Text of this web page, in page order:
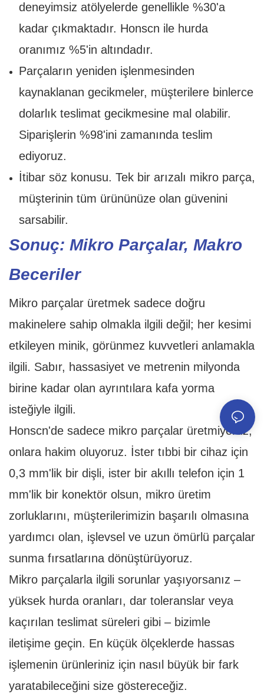
deneyimsiz atölyelerde genellikle %30'a
kadar çıkmaktadır. Honscn ile hurda
oranımız %5'in altındadır.
Parçaların yeniden işlenmesinden
kaynaklanan gecikmeler, müşterilere binlerce
dolarlık teslimat gecikmesine mal olabilir.
Siparişlerin %98'ini zamanında teslim
ediyoruz.
İtibar söz konusu. Tek bir arızalı mikro parça,
müşterinin tüm ürününüze olan güvenini
sarsabilir.
Sonuç: Mikro Parçalar, Makro
Beceriler
Mikro parçalar üretmek sadece doğru
makinelere sahip olmakla ilgili değil; her kesimi
etkileyen minik, görünmez kuvvetleri anlamakla
ilgili. Sabır, hassasiyet ve metrenin milyonda
birine kadar olan ayrıntılara kafa yorma
isteğiyle ilgili.
Honscn'de sadece mikro parçalar üretmiyoruz,
onlara hakim oluyoruz. İster tıbbi bir cihaz için
0,3 mm'lik bir dişli, ister bir akıllı telefon için 1
mm'lik bir konektör olsun, mikro üretim
zorluklarını, müşterilerimizin başarılı olmasına
yardımcı olan, işlevsel ve uzun ömürlü parçalar
sunma fırsatlarına dönüştürüyoruz.
Mikro parçalarla ilgili sorunlar yaşıyorsanız –
yüksek hurda oranları, dar toleranslar veya
kaçırılan teslimat süreleri gibi – bizimle
iletişime geçin. En küçük ölçeklerde hassas
işlemenin ürünleriniz için nasıl büyük bir fark
yaratabileceğini size göstereceğiz.